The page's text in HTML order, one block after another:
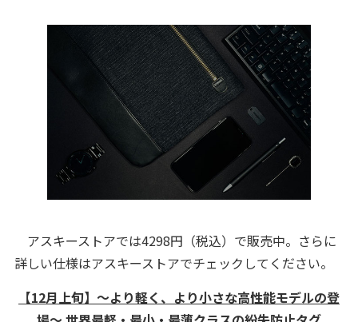
アスキーストアでは4298円（税込）で販売中。さらに
詳しい仕様はアスキーストアでチェックしてください。
【12月上旬】〜より軽く、より小さな高性能モデルの登